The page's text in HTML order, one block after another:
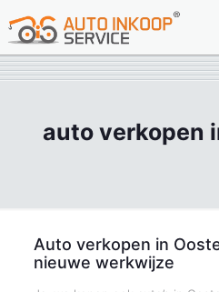
auto verkopen
Auto verkopen in
nieuwe werkwijze